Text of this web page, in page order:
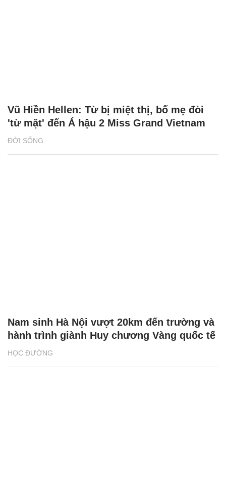
ĐỜI SỐNG
Vũ Hiền Hellen: Từ bị miệt thị, bố mẹ đòi
'từ mặt' đến Á hậu 2 Miss Grand Vietnam
HỌC ĐƯỜNG
Nam sinh Hà Nội vượt 20km đến trường và
hành trình giành Huy chương Vàng quốc tế